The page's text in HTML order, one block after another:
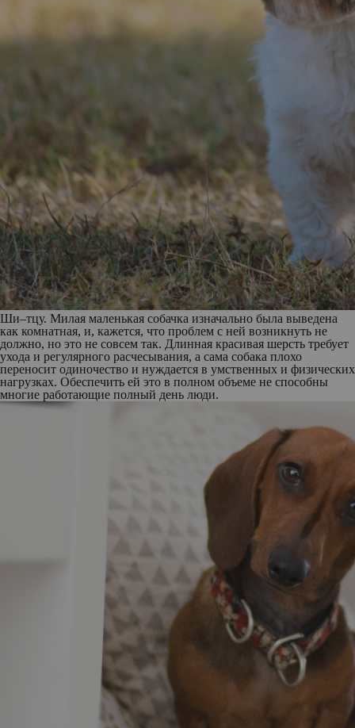
Ши–тцу. Милая маленькая собачка изначально была выведена
как комнатная, и, кажется, что проблем с ней возникнуть не
должно, но это не совсем так. Длинная красивая шерсть требует
ухода и регулярного расчесывания, а сама собака плохо
переносит одиночество и нуждается в умственных и физических
нагрузках. Обеспечить ей это в полном объеме не способны
многие работающие полный день люди.